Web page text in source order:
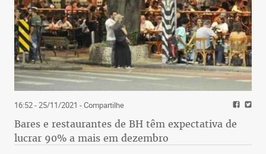
16:52 - 25/11/2021 - Compartilhe
Bares e restaurantes de BH têm expectativa de
lucrar 90% a mais em dezembro